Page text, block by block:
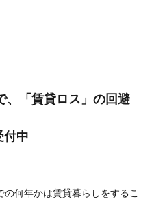
、「賃貸ロス」の回避
付中
何年かは賃貸暮らしをするこ